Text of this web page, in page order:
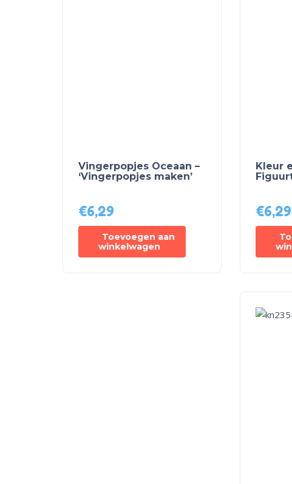
Vingerpopjes Oceaan –
‘Vingerpopjes maken’
€6,29
Toevoegen aan
winkelwagen
Kleur
€6,29